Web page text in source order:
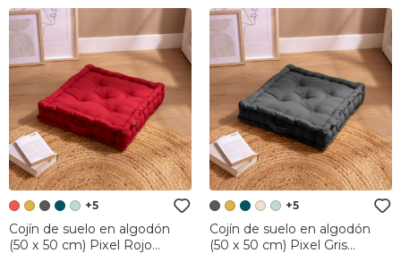
+5
Cojín de suelo en algodón
(50 x 50 cm) Pixel Rojo
+5
Cojín de suelo en algodón
(50 x 50 cm) Pixel Gris